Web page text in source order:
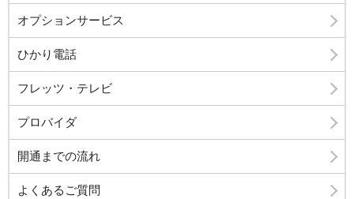
オプションサービス
ひかり電話
フレッツ・テレビ
プロバイダ
開通までの流れ
よくあるご質問